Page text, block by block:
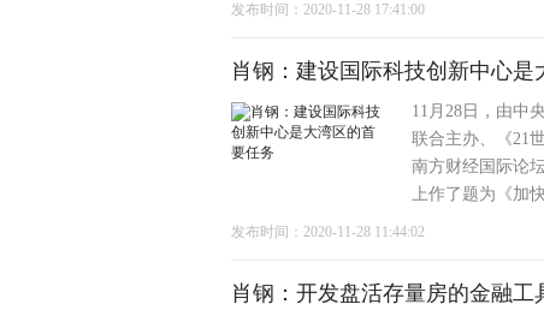
发布时间：2020-11-28 17:41:00
肖钢：建设国际科技创新中心是
11月28日，由中
联合主办、《21
南方财经国际论
上作了题为《加
发布时间：2020-11-28 11:44:02
肖钢：开发盘活存量房的金融工